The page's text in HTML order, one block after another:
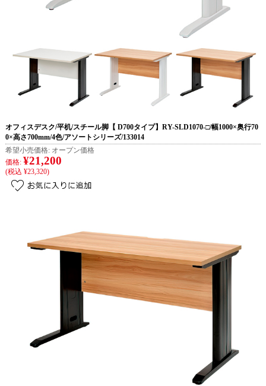
オフィスデスク/平机/スチール脚【 D700タイプ】RY-SLD1070-□/幅1000×奥行70
0×高さ700mm/4色/アソートシリーズ/133014
希望小売価格: オープン価格
価格: ¥21,200
(税込 ¥23,320)